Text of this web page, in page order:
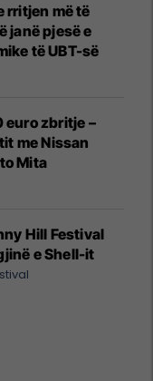
rritjen më të
janë pjesë e
të UBT-së
euro zbritje –
me Nissan
Mita
Hill Festival
e Shell-it